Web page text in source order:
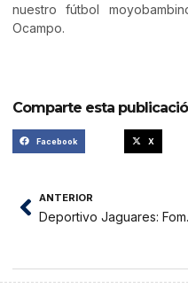
nuestro fútbol
Ocampo.
Comparte esta
Facebook X
ANTERIOR